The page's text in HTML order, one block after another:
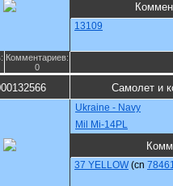
13109
Комментариев:
0
Самолет и
Ukraine - Navy
Mil Mi-14PL
37 YELLOW (cn